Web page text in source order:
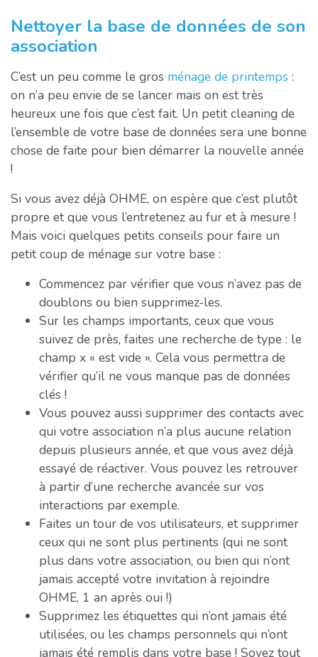
Nettoyer la base de données de son
association
C’est un peu comme le gros ménage de printemps :
on n’a peu envie de se lancer mais on est très
heureux une fois que c’est fait. Un petit cleaning de
l’ensemble de votre base de données sera une bonne
chose de faite pour bien démarrer la nouvelle année
!
Si vous avez déjà OHME, on espère que c’est plutôt
propre et que vous l’entretenez au fur et à mesure !
Mais voici quelques petits conseils pour faire un
petit coup de ménage sur votre base :
Commencez par vérifier que vous n’avez pas de
doublons ou bien supprimez-les.
Sur les champs importants, ceux que vous
suivez de près, faites une recherche de type : le
champ x « est vide ». Cela vous permettra de
vérifier qu’il ne vous manque pas de données
clés !
Vous pouvez aussi supprimer des contacts avec
qui votre association n’a plus aucune relation
depuis plusieurs année, et que vous avez déjà
essayé de réactiver. Vous pouvez les retrouver
à partir d’une recherche avancée sur vos
interactions par exemple.
Faites un tour de vos utilisateurs, et supprimer
ceux qui ne sont plus pertinents (qui ne sont
plus dans votre association, ou bien qui n’ont
jamais accepté votre invitation à rejoindre
OHME, 1 an après oui !)
Supprimez les étiquettes qui n’ont jamais été
utilisées, ou les champs personnels qui n’ont
jamais été remplis dans votre base ! Soyez tout